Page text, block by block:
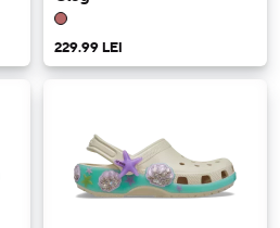
229.99 LEI